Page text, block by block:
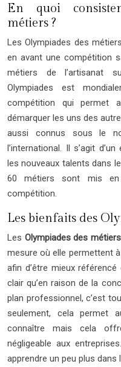
En quoi
métiers ?
Les Olympiades des
en avant une compétition
métiers de l’artisanat
Olympiades est
compétition qui permet
démarquer les uns des
aussi connus sous le
l’international. Il s’agit
les nouveaux talents dans
60 métiers sont mis
compétition.
Les bienfaits des
Les Olympiades des métiers
mesure où elle permettent
afin d’être mieux
clair qu’en raison de la
plan professionnel, c’est
seulement, cela permet
connaître mais cela
négligeable aux
apprendre un peu plus